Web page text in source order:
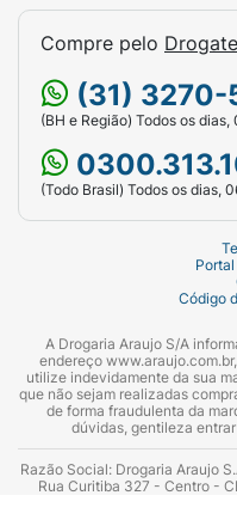
Compre pelo
(31)
(BH e Região) Todos os
(Todo Brasil) Todos os dias,
Código
A Drogaria Araujo S/A
endereço
utilize indevidamente da sua
que não sejam realizadas
de forma fraudulenta da
dúvidas, gentileza
Razão Social: Drogaria Araujo
Rua Curitiba 327 - Centro -